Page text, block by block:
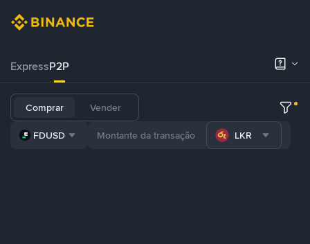
ExpressP2P
Comprar Vender
FDUSD LKR